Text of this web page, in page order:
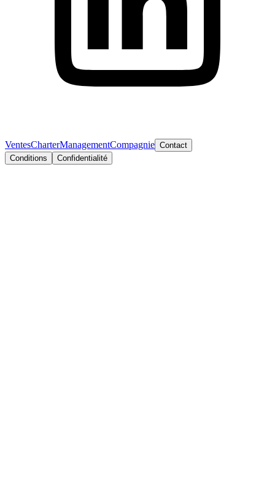
VentesCharterManagementCompagnie Contact
Conditions
Confidentialité